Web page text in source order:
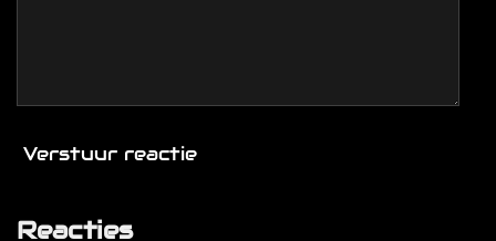
Verstuur reactie
Reacties